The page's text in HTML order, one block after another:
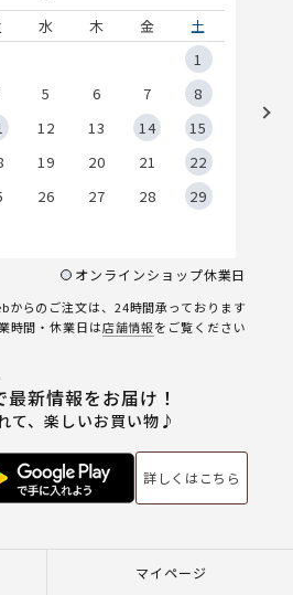
水 木 金
土
1
5 6 7
8
12 13 14
15
19 20 21
22
26 27 28
29
オンラインショップ休業日
からのご注文は、24時間承っております
時間・休業日は店舗情報をご覧ください
新情報をお届け！
て、楽しいお買い物♪
詳しくはこちら
マイページ